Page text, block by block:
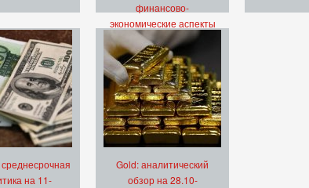
финансово-
экономические аспекты
на 11-
Gold: аналитический
обзор на 28.10-